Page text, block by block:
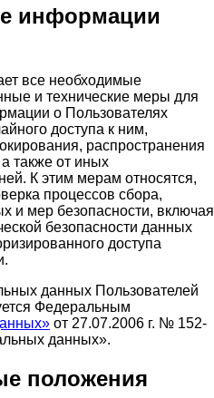
информации
все необходимые
и технические меры для
о Пользователях
доступа к ним,
распространения
также от иных
К этим мерам относятся,
процессов сбора,
и мер безопасности, включая
безопасности данных
доступа
данных Пользователей
Федеральным
от 27.07.2006 г. № 152-
данных».
положения